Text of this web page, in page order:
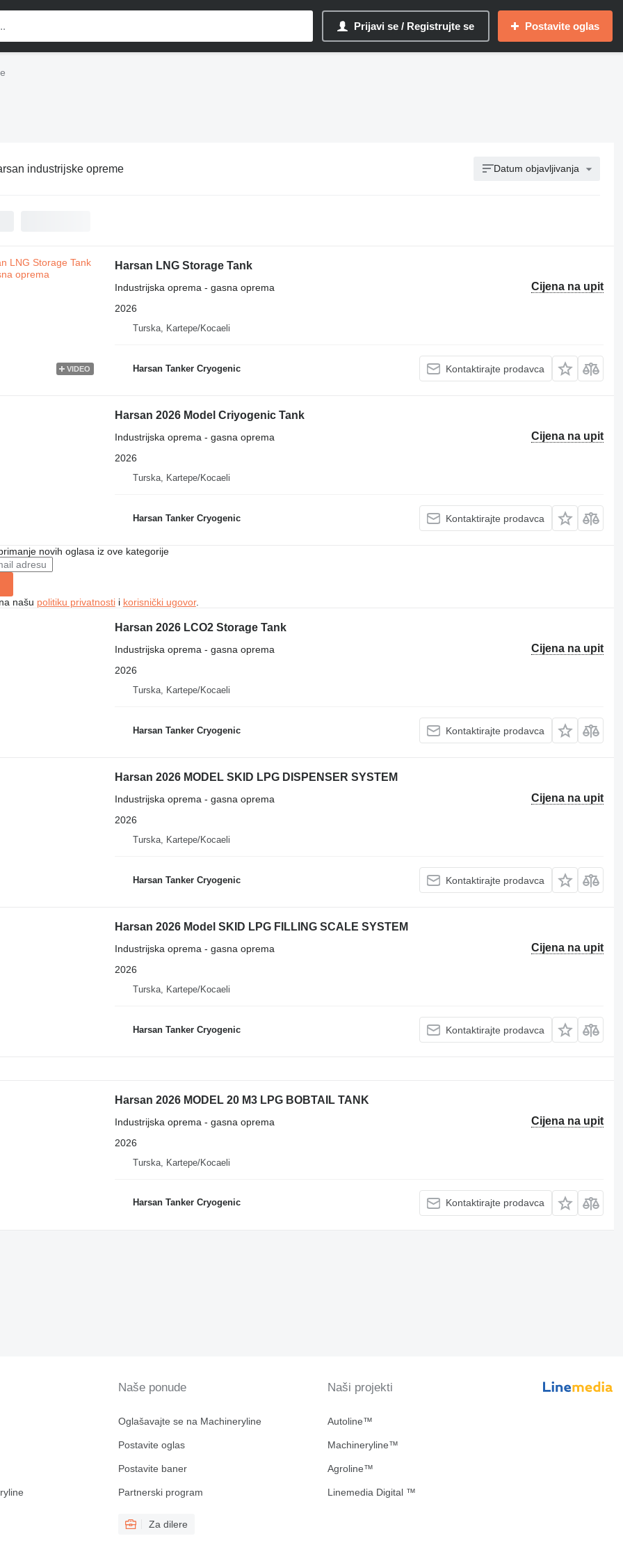
Prijavi se / Registrujte se Postavite oglas
industrijske opreme Datum objavljivanja
VIDEO
Harsan LNG Storage Tank
Cijena na upit
Industrijska oprema - gasna oprema
2026
Turska, Kartepe/Kocaeli
Harsan Tanker Cryogenic Kontaktirajte prodavca
Harsan 2026 Model Criyogenic Tank
Cijena na upit
Industrijska oprema - gasna oprema
2026
Turska, Kartepe/Kocaeli
Harsan Tanker Cryogenic Kontaktirajte prodavca
novih oglasa iz ove kategorije
našu politiku privatnostii korisnički ugovor.
Harsan 2026 LCO2 Storage Tank
Cijena na upit
Industrijska oprema - gasna oprema
2026
Turska, Kartepe/Kocaeli
Harsan Tanker Cryogenic Kontaktirajte prodavca
Harsan 2026 MODEL SKID LPG DISPENSER SYSTEM
Cijena na upit
Industrijska oprema - gasna oprema
2026
Turska, Kartepe/Kocaeli
Harsan Tanker Cryogenic Kontaktirajte prodavca
Harsan 2026 Model SKID LPG FILLING SCALE SYSTEM
Cijena na upit
Industrijska oprema - gasna oprema
2026
Turska, Kartepe/Kocaeli
Harsan Tanker Cryogenic Kontaktirajte prodavca
Harsan 2026 MODEL 20 M3 LPG BOBTAIL TANK
Cijena na upit
Industrijska oprema - gasna oprema
2026
Turska, Kartepe/Kocaeli
Harsan Tanker Cryogenic Kontaktirajte prodavca
Naše ponude
Oglašavajte se na Machineryline
Postavite oglas
Postavite baner
Partnerski program
Za dilere
Naši projekti
Autoline™
Machineryline™
Agroline™
Linemedia Digital ™